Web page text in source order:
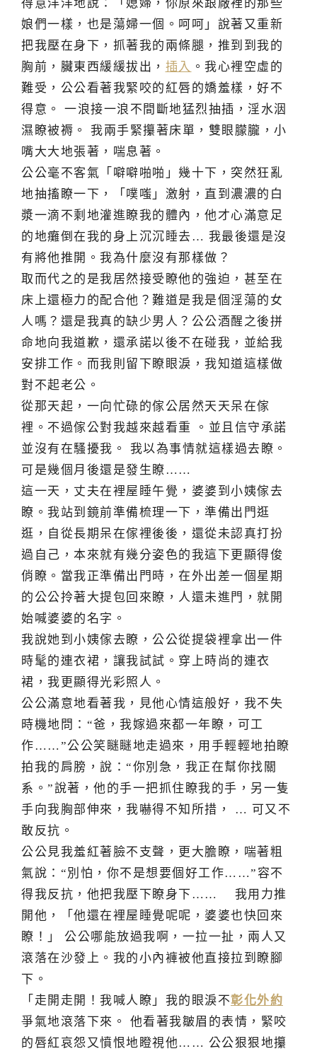
得意洋洋地說：「媳婦，你原來跟廠裡的那些
娘們一樣，也是蕩婦一個。呵呵」說著又重新
把我壓在身下，抓著我的兩條腿，推到到我的
胸前，臟東西緩緩拔出， 插入 。我心裡空虛的
難受，公公看著我緊咬的紅唇的嬌羞樣，好不
得意。 一浪接一浪不間斷地猛烈抽插，淫水洇
濕瞭被褥。 我兩手緊攥著床單，雙眼朦朧，小
嘴大大地張著，喘息著。
公公毫不客氣「噼噼啪啪」幾十下，突然狂亂
地抽搐瞭一下，「噗嗤」激射，直到濃濃的白
漿一滴不剩地灌進瞭我的體內，他才心滿意足
的地癱倒在我的身上沉沉睡去… 我最後還是沒
有將他推開。我為什麼沒有那樣做？
取而代之的是我居然接受瞭他的強迫，甚至在
床上還極力的配合他？難道是我是個淫蕩的女
人嗎？還是我真的缺少男人？公公酒醒之後拼
命地向我道歉，還承諾以後不在碰我，並給我
安排工作。而我則留下瞭眼淚，我知道這樣做
對不起老公。
從那天起，一向忙碌的傢公居然天天呆在傢
裡。不過傢公對我越來越看重 。並且信守承諾
並沒有在騷擾我。 我以為事情就這樣過去瞭。
可是幾個月後還是發生瞭……
這一天，丈夫在裡屋睡午覺，婆婆到小姨傢去
瞭。我站到鏡前準備梳理一下，準備出門逛
逛，自從長期呆在傢裡後後，還從未認真打扮
過自己，本來就有幾分姿色的我這下更顯得俊
俏瞭。當我正準備出門時，在外出差一個星期
的公公拎著大提包回來瞭，人還未進門，就開
始喊婆婆的名字。
我說她到小姨傢去瞭，公公從提袋裡拿出一件
時髦的連衣裙，讓我試試。穿上時尚的連衣
裙，我更顯得光彩照人。
公公滿意地看著我，見他心情這般好，我不失
時機地問：“爸，我嫁過來都一年瞭，可工
作……”公公笑瞇瞇地走過來，用手輕輕地拍瞭
拍我的肩膀，說：“你別急，我正在幫你找關
系。”說著，他的手一把抓住瞭我的手，另一隻
手向我胸部伸來，我嚇得不知所措， … 可又不
敢反抗。
公公見我羞紅著臉不支聲，更大膽瞭，喘著粗
氣說：“別怕，你不是想要個好工作……”容不
得我反抗，他把我壓下瞭身下…… 我用力推
開他，「他還在裡屋睡覺呢呢，婆婆也快回來
瞭！」 公公哪能放過我啊，一拉一扯，兩人又
滾落在沙發上。我的小內褲被他直接拉到瞭腳
下。
「走開走開！我喊人瞭」我的眼淚不彰化外約
爭氣地滾落下來。 他看著我皺眉的表情，緊咬
的唇紅哀怨又憤恨地瞪視他…… 公公狠狠地攥